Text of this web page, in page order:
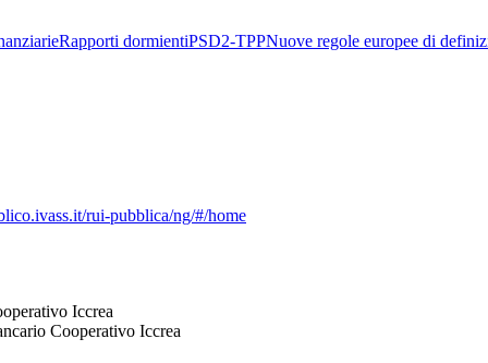
Rapporti dormientiPSD2-TPPNuove regole europee di
rui-pubblica/ng/#/home
Iccrea
Cooperativo Iccrea